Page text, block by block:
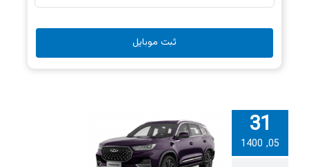
31
05, 1400
کردن چراغ
ثبت موبایل